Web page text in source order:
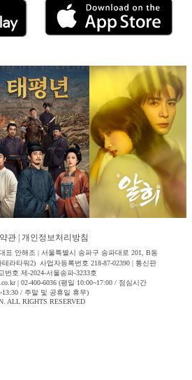
관 개인정보처리방침
표 안해조 | 서울특별시 송파구 송파대로 201, B동
라타워2) 사업자등록번호 218-87-02390 | 통신판
번호 제-2024-서울송파-3233호
| 02-400-6036 (평일 10:00~17:00 / 점심시간
/ 주말 및 공휴일 휴무)
ALL RIGHTS RESERVED